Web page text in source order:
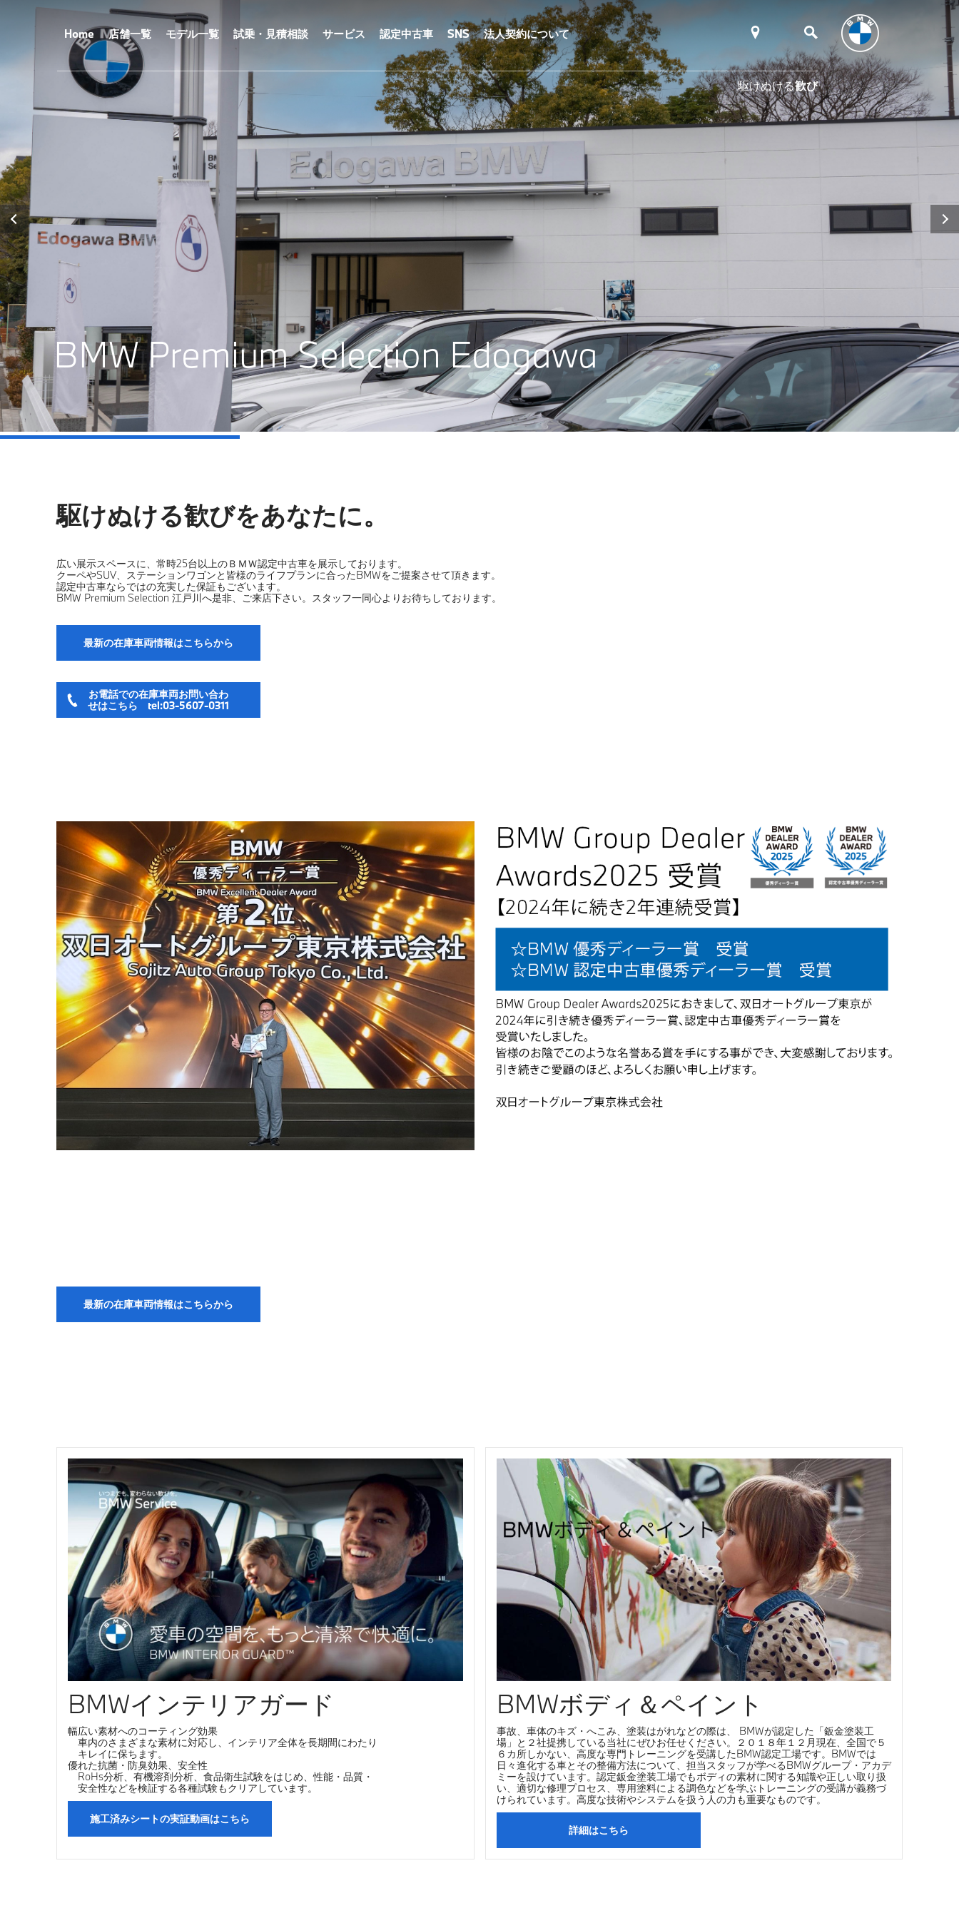
Home 店舗一覧 モデル一覧 試乗・見積相談 サービス 認定中古車 SNS 法人契約について
駆けぬける歓び
BMW Premium Selection Edogawa
駆けぬける歓びをあなたに。
広い展示スペースに、常時25台以上のＢＭＷ認定中古車を展示しております。
クーペやSUV、ステーションワゴンと皆様のライフプランに合ったBMWをご提案させて頂きます。
認定中古車ならではの充実した保証もございます。
BMW Premium Selection 江戸川へ是非、ご来店下さい。スタッフ一同心よりお待ちしております。
最新の在庫車両情報はこちらから
お電話での在庫車両お問い合わ
せはこちら tel:03-5607-0311
最新の在庫車両情報はこちらから
BMWインテリアガード
幅広い素材へのコーティング効果
車内のさまざまな素材に対応し、インテリア全体を長期間にわたり
キレイに保ちます。
優れた抗菌・防臭効果、安全性
RoHs分析、有機溶剤分析、食品衛生試験をはじめ、性能・品質・
安全性などを検証する各種試験もクリアしています。
施工済みシートの実証動画はこちら
BMWボディ＆ペイント
事故、車体のキズ・へこみ、塗装はがれなどの際は、 BMWが認定した「鈑金塗装工
場」と２社提携している当社にぜひお任せください。２０１８年１２月現在、全国で５
６カ所しかない、高度な専門トレーニングを受講したBMW認定工場です。BMWでは
日々進化する車とその整備方法について、担当スタッフが学べるBMWグループ・アカデ
ミーを設けています。認定鈑金塗装工場でもボディの素材に関する知識や正しい取り扱
い、適切な修理プロセス、専用塗料による調色などを学ぶトレーニングの受講が義務づ
けられています。高度な技術やシステムを扱う人の力も重要なものです。
詳細はこちら